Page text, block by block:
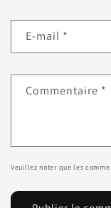
E-mail *
Commentaire *
Veuillez noter que les